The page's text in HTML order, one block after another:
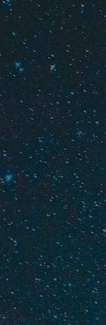
Так выглядит